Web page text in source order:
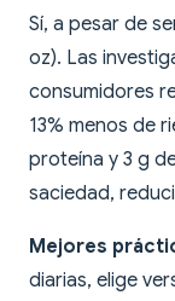
Sí, a pesar de
oz). Las
consumidores
13% menos de
proteína y 3 g
saciedad,
Mejores
diarias, elige